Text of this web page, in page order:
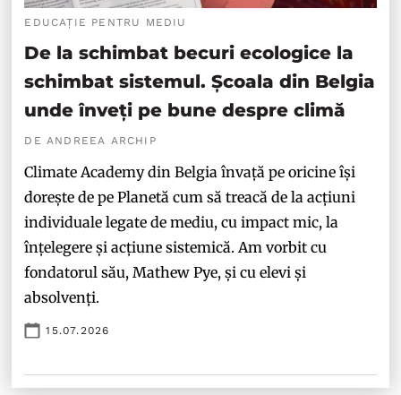
EDUCAȚIE PENTRU MEDIU
De la schimbat becuri ecologice la
schimbat sistemul. Școala din Belgia
unde înveți pe bune despre climă
DE ANDREEA ARCHIP
Climate Academy din Belgia învață pe oricine își
dorește de pe Planetă cum să treacă de la acțiuni
individuale legate de mediu, cu impact mic, la
înțelegere și acțiune sistemică. Am vorbit cu
fondatorul său, Mathew Pye, și cu elevi și
absolvenți.
15.07.2026